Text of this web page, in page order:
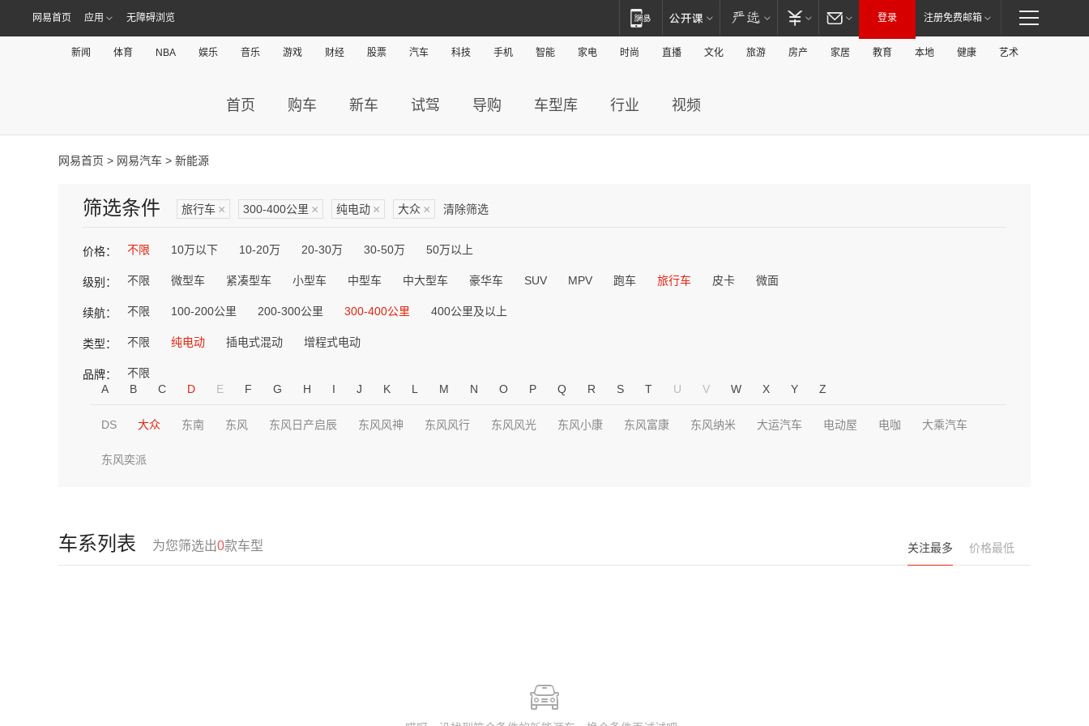
网易首页 应用 无障碍浏览 登录 注册免费邮箱
新闻 体育 NBA 娱乐 音乐 游戏 财经 股票 汽车 科技 手机 智能 家电 时尚 直播 文化 旅游 房产 家居 教育 本地 健康 艺术
首页 购车 新车 试驾 导购 车型库 行业 视频
网易首页 > 网易汽车 > 新能源
筛选条件 旅行车 × 300-400公里 × 纯电动 × 大众 × 清除筛选
价格： 不限 10万以下 10-20万 20-30万 30-50万 50万以上
级别： 不限 微型车 紧凑型车 小型车 中型车 中大型车 豪华车 SUV MPV 跑车 旅行车 皮卡 微面
续航： 不限 100-200公里 200-300公里 300-400公里 400公里及以上
类型： 不限 纯电动 插电式混动 增程式电动
品牌：
不限
A
B C D E F G H I J K L M N O P Q R S T U V W X Y Z
DS 大众 东南 东风 东风日产启辰 东风风神 东风风行 东风风光 东风小康 东风富康 东风纳米 大运汽车 电动屋 电咖 大乘汽车
东风奕派
车系列表 为您筛选出0款车型 关注最多 价格最低